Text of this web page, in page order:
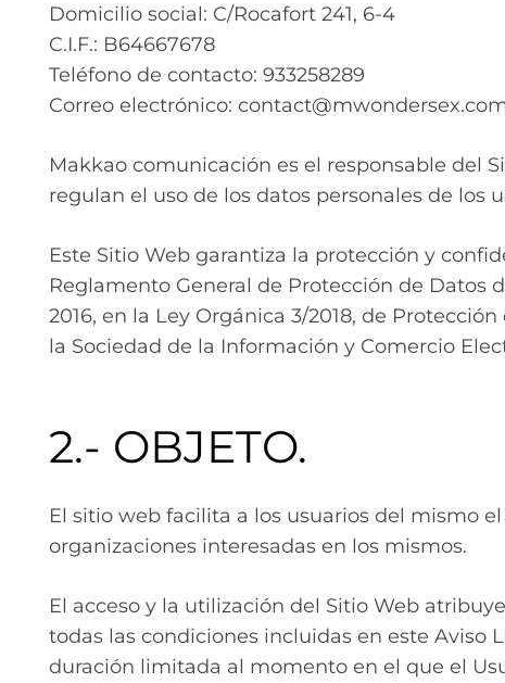
Domicilio social: C/Rocafort 241, 6-4
C.I.F.: B64667678
Teléfono de contacto: 933258289
Correo electrónico:
Makkao comunicación es el responsable del
regulan el uso de los datos personales de los
Este Sitio Web garantiza la protección y
Reglamento General de Protección de Datos
2016, en la Ley Orgánica 3/2018, de
la Sociedad de la Información y Comercio
2.- OBJETO.
El sitio web facilita a los usuarios del mismo
organizaciones interesadas en los mismos.
El acceso y la utilización del Sitio Web
todas las condiciones incluidas en este Aviso
duración limitada al momento en el que el